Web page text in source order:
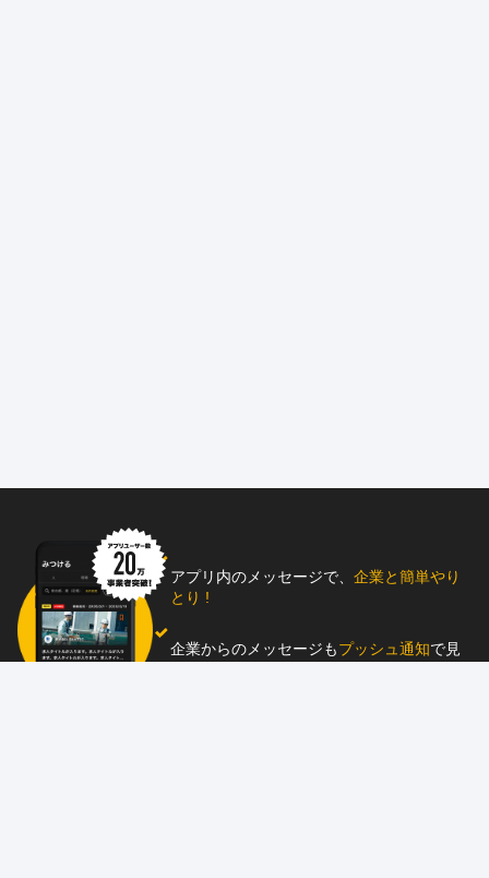
アプリ内のメッセージで、 企業と簡単やり
とり !
企業からのメッセージもプッシュ通知で見